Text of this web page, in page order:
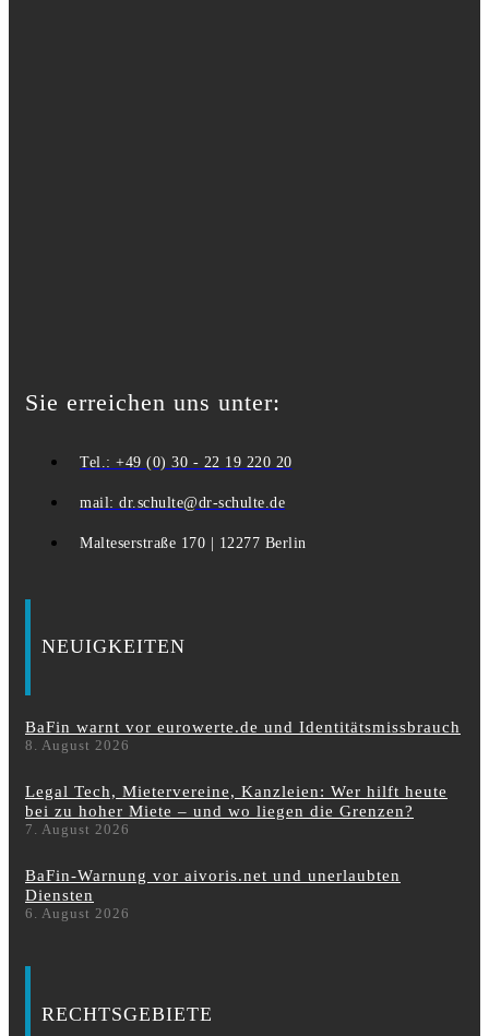
Sie erreichen uns unter:
Tel.: +49 (0) 30 - 22 19 220 20
mail: dr.schulte@dr-schulte.de
Malteserstraße 170 | 12277 Berlin
NEUIGKEITEN
BaFin warnt vor eurowerte.de und Identitätsmissbrauch
8. August 2026
Legal Tech, Mietervereine, Kanzleien: Wer hilft heute
bei zu hoher Miete – und wo liegen die Grenzen?
7. August 2026
BaFin-Warnung vor aivoris.net und unerlaubten
Diensten
6. August 2026
RECHTSGEBIETE